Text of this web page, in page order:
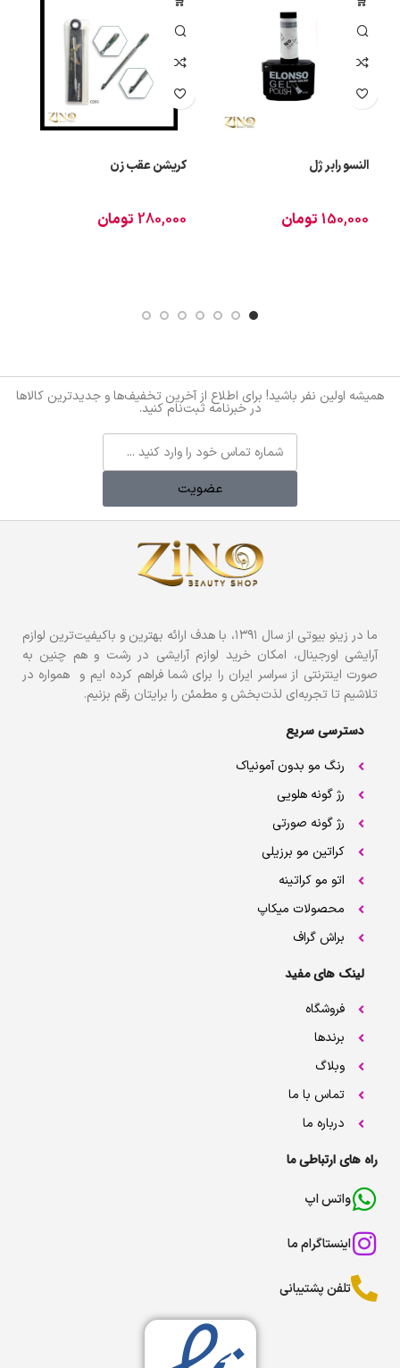
النسو رابر ژل
150,000 تومان
کریشن عقب زن
280,000 تومان
همیشه اولین نفر باشید! برای اطلاع از آخرین تخفیف‌ها و جدیدترین کالاها
در خبرنامه ثبت‌نام کنید.
عضویت
ما در زینو بیوتی از سال ۱۳۹۱، با هدف ارائه بهترین و باکیفیت‌ترین لوازم
آرایشی اورجینال، امکان خرید لوازم آرایشی در رشت و هم چنین به
صورت اینترنتی از سراسر ایران را برای شما فراهم کرده ایم و همواره در
تلاشیم تا تجربه‌ای لذت‌بخش و مطمئن را برایتان رقم بزنیم.
دسترسی سریع
رنگ مو بدون آمونیاک
رژ گونه هلویی
رژ گونه صورتی
کراتین مو برزیلی
اتو مو کراتینه
محصولات میکاپ
براش گراف
لینک های مفید
فروشگاه
برندها
وبلاگ
تماس با ما
درباره ما
راه های ارتباطی ما
واتس اپ
اینستاگرام ما
تلفن پشتیبانی